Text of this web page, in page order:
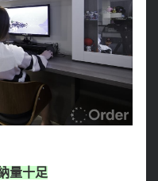
量十足